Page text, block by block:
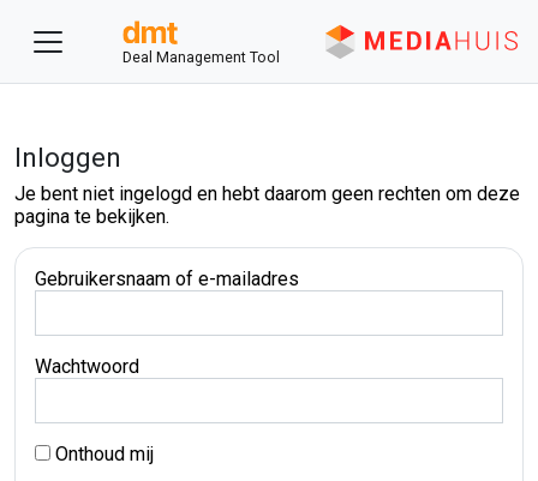
Deal Management Tool
Inloggen
Je bent niet ingelogd en hebt daarom geen rechten om deze
pagina te bekijken.
Gebruikersnaam of e-mailadres
Wachtwoord
Onthoud mij